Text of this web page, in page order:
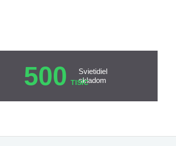
500 TISÍC
Svietidiel
skladom